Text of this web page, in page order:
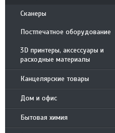
Сканеры
Постпечатное оборудование
3D принтеры, аксессуары и
расходные материалы
Канцелярские товары
Дом и офис
Бытовая химия